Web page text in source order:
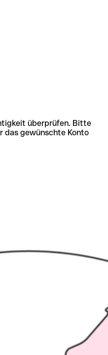
überprüfen. Bitte
das gewünschte Konto